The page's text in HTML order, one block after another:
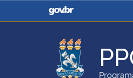
Casa Civil
Ministério da Agricultura,
Pecuária e Abastecimento